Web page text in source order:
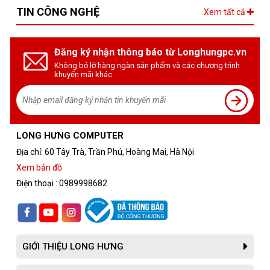
TIN CÔNG NGHỆ Xem tất cả
Đăng ký nhận thông báo từ Longhungpc.vn
Không bỏ lỡ hàng ngàn sản phẩm và các chương trình
khuyến mãi khác
LONG HƯNG COMPUTER
Địa chỉ: 60 Tây Trà, Trần Phú, Hoàng Mai, Hà Nội
Xem bản đồ
Điện thoại : 0989998682
GIỚI THIỆU LONG HƯNG